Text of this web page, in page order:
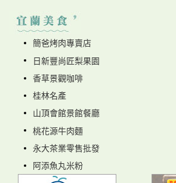
簡爸烤肉專賣店
日新豐尚匠梨果園
香草景觀咖啡
桂林名產
山頂會館景館餐廳
桃花源牛肉麵
永大茶業零售批發
阿添魚丸米粉